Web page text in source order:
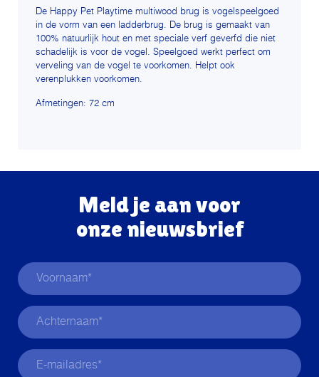
De Happy Pet Playtime multiwood brug is vogelspeelgoed
in de vorm van een ladderbrug. De brug is gemaakt van
100% natuurlijk hout en met speciale verf geverfd die niet
schadelijk is voor de vogel. Speelgoed werkt perfect om
verveling van de vogel te voorkomen. Helpt ook
verenplukken voorkomen.
Afmetingen: 72 cm
Meld je aan voor
onze nieuwsbrief